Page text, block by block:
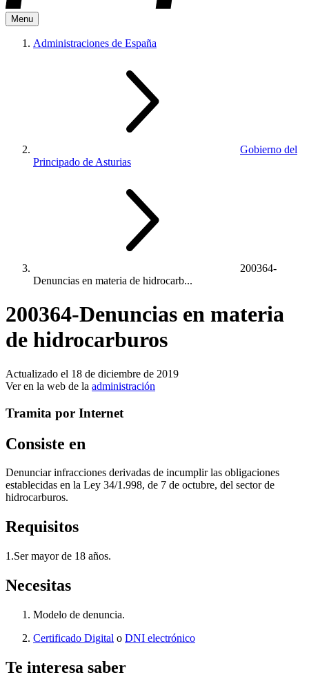
Menu
Administraciones de España
Gobierno del
Principado de Asturias
200364-
Denuncias en materia de hidrocarb...
200364-Denuncias en materia
de hidrocarburos
Actualizado el 18 de diciembre de 2019
Ver en la web de la administración
Tramita por Internet
Consiste en
Denunciar infracciones derivadas de incumplir las obligaciones
establecidas en la Ley 34/1.998, de 7 de octubre, del sector de
hidrocarburos.
Requisitos
1.Ser mayor de 18 años.
Necesitas
Modelo de denuncia.
Certificado Digital o DNI electrónico
Te interesa saber